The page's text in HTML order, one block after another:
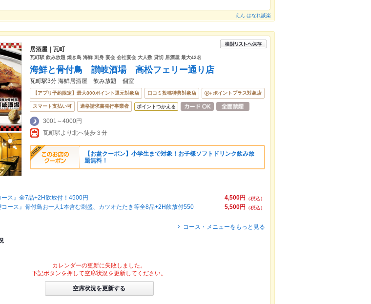
えん はなれ談楽
居酒屋｜瓦町
瓦町駅 飲み放題 焼き鳥 海鮮 刺身 宴会 会社宴会 大人数 貸切 居酒屋 最大42名
海鮮と骨付鳥 讃岐酒場 高松フェリー通り店
瓦町駅3分 海鮮居酒屋 飲み放題 個室
【アプリ予約限定】最大800ポイント還元対象店 口コミ投稿特典対象店 ポイントプラス対象店
スマート支払い可 適格請求書発行事業者 ポイントつかえる
3001～4000円
瓦町駅より北へ徒歩３分
【お盆クーポン】小学生まで対象！お子様ソフトドリンク飲み放
題無料！
4,500円
（税込）
ス』全7品+2H飲放付！4500円
5,500円
（税込）
コース』骨付鳥お一人1本含む刺盛、カツオたたき等全8品+2H飲放付550
コース・メニューをもっと見る
カレンダーの更新に失敗しました。
下記ボタンを押して空席状況を更新してください。
空席状況を更新する